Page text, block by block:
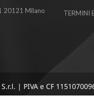
20121 Milano
TERMINI
| PIVA e CF